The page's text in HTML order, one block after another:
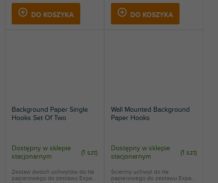
DO KOSZYKA DO KOSZYKA
Background Paper Single
Hooks Set Of Two
Dostępny w sklepie
stacjonarnym
(1 szt)
Zestaw dwóch uchwytów do tła
papierowego do zestawu Expan
Wall Mounted Background
Paper Hooks
Dostępny w sklepie
stacjonarnym
(1 szt)
Ścienny uchwyt do tła
papierowego do zestawu Expan